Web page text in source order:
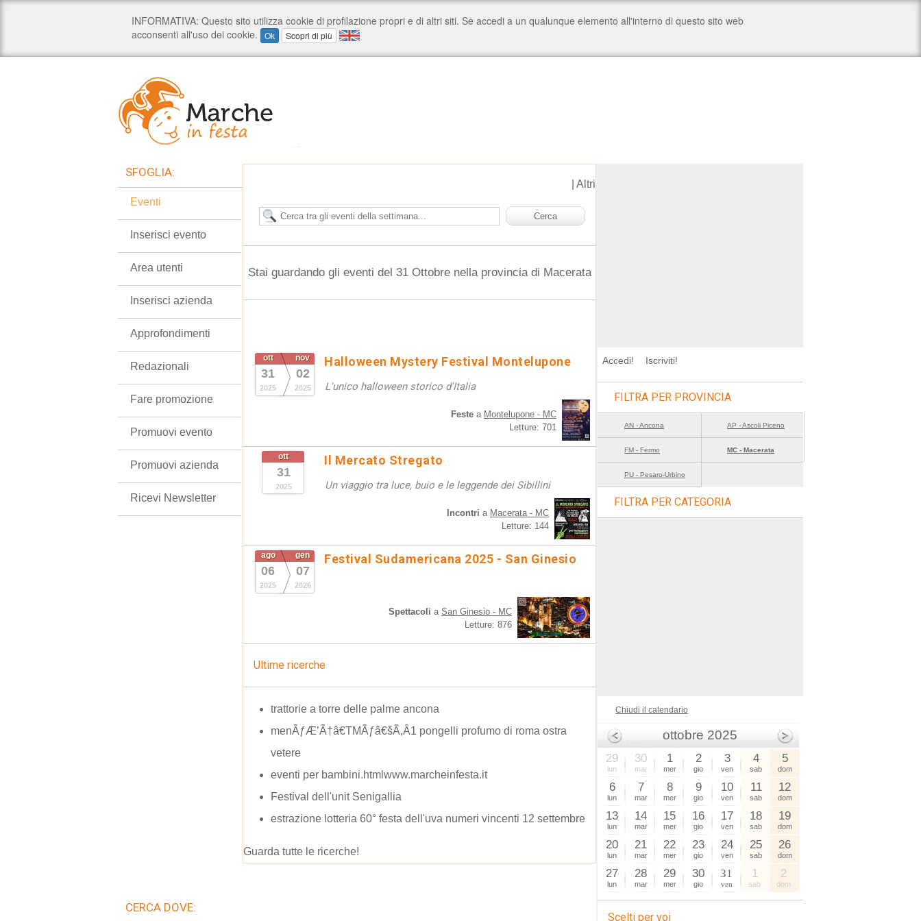
Altri
Stai guardando gli eventi del 31 Ottobre nella provincia di Macerata
ott
31
2025
nov
02
2025
Halloween Mystery Festival Montelupone
L'unico halloween storico d'Italia
Feste a Montelupone - MC
Letture: 701
ott
31
2025
Il Mercato Stregato
Un viaggio tra luce, buio e le leggende dei Sibillini
Incontri a Macerata - MC
Letture: 144
ago
06
2025
gen
07
2026
Festival Sudamericana 2025 - San Ginesio
Spettacoli a San Ginesio - MC
Letture: 876
Ultime ricerche
trattorie a torre delle palme ancona
menÃƒÆ’Ã†â€TMÃƒâ€šÃ‚Â1 pongelli profumo di roma ostra
vetere
eventi per bambini.htmlwww.marcheinfesta.it
Festival dell'unit Senigallia
estrazione lotteria 60° festa dell'uva numeri vincenti 12 settembre
Guarda tutte le ricerche!
SFOGLIA:
Eventi
Inserisci evento
Area utenti
Inserisci azienda
Approfondimenti
Redazionali
Fare promozione
Promuovi evento
Promuovi azienda
Ricevi Newsletter
CERCA DOVE:
Accedi! Iscriviti!
FILTRA PER PROVINCIA
AN - Ancona AP - Ascoli Piceno
FM - Fermo MC - Macerata
PU - Pesaro-Urbino
FILTRA PER CATEGORIA
Chiudi il calendario
ottobre 2025
29
lun
30
mar
1
mer
2
gio
3
ven
4
sab
5
dom
6
lun
7
mar
8
mer
9
gio
10
ven
11
sab
12
dom
13
lun
14
mar
15
mer
16
gio
17
ven
18
sab
19
dom
20
lun
21
mar
22
mer
23
gio
24
ven
25
sab
26
dom
27
lun
28
mar
29
mer
30
gio
31
ven
1
sab
2
dom
Scelti per voi